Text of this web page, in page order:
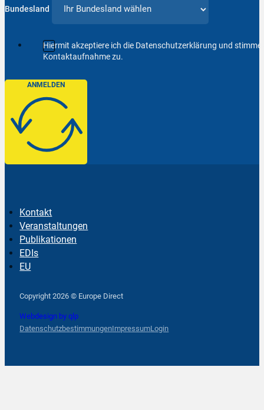
Bundesland
Hiermit akzeptiere ich die Datenschutzerklärung und
Kontaktaufnahme zu.
ANMELDEN
Kontakt
Veranstaltungen
Publikationen
EDIs
EU
Copyright 2026 © Europe Direct
Webdesign by qlp
DatenschutzbestimmungenImpressumLogin